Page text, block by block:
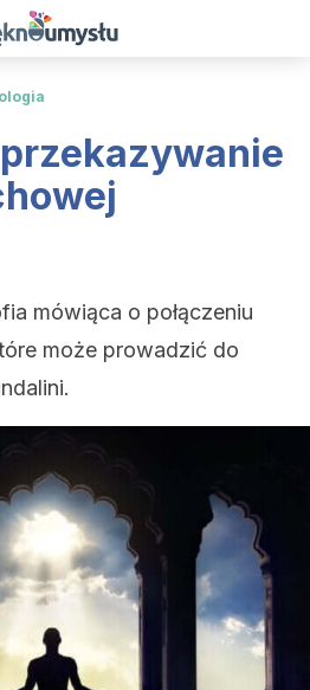
mówiąca o połączeniu
może prowadzić do